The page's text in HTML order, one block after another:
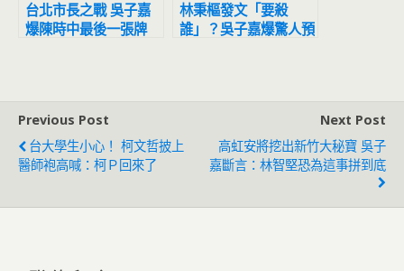
台北市長之戰 吳子嘉
爆陳時中最後一張牌
林秉樞發文「要殺
誰」？吳子嘉爆驚人預
Previous Post
台大學生小心！ 柯文哲披上
醫師袍高喊：柯Ｐ回來了
Next Post
高虹安將挖出新竹大秘寶 吳子
嘉斷言：林智堅恐為這事拼到底